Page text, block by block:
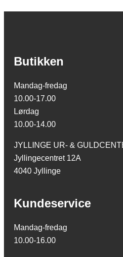
Butikken
Mandag-fredag
10.00-17.00
Lørdag
10.00-14.00
JYLLINGE UR- &
Jyllingecentret 12A
4040 Jyllinge
Kundeservice
Mandag-fredag
10.00-16.00